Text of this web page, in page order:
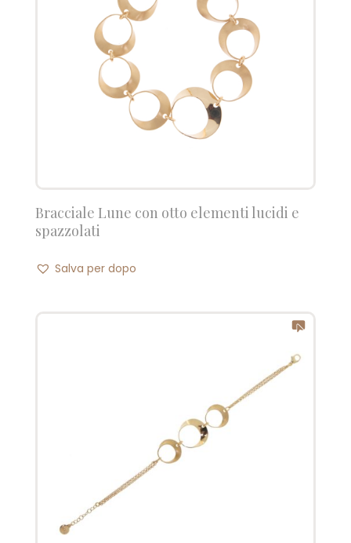
Bracciale Lune con otto elementi lucidi e
spazzolati
Salva per dopo